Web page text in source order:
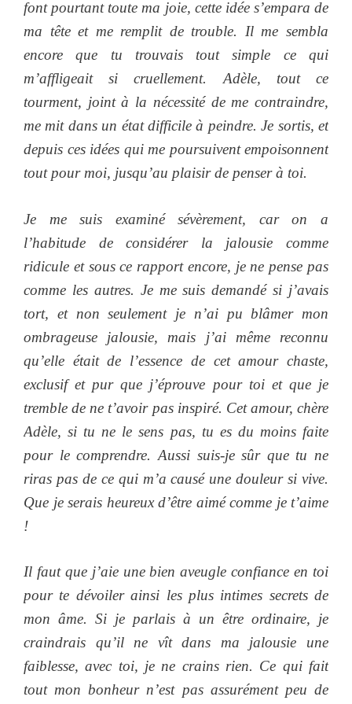
font pourtant toute ma joie, cette idée s’empara de
ma tête et me remplit de trouble. Il me sembla
encore que tu trouvais tout simple ce qui
m’affligeait si cruellement. Adèle, tout ce
tourment, joint à la nécessité de me contraindre,
me mit dans un état difficile à peindre. Je sortis, et
depuis ces idées qui me poursuivent empoisonnent
tout pour moi, jusqu’au plaisir de penser à toi.
Je me suis examiné sévèrement, car on a
l’habitude de considérer la jalousie comme
ridicule et sous ce rapport encore, je ne pense pas
comme les autres. Je me suis demandé si j’avais
tort, et non seulement je n’ai pu blâmer mon
ombrageuse jalousie, mais j’ai même reconnu
qu’elle était de l’essence de cet amour chaste,
exclusif et pur que j’éprouve pour toi et que je
tremble de ne t’avoir pas inspiré. Cet amour, chère
Adèle, si tu ne le sens pas, tu es du moins faite
pour le comprendre. Aussi suis-je sûr que tu ne
riras pas de ce qui m’a causé une douleur si vive.
Que je serais heureux d’être aimé comme je t’aime
!
Il faut que j’aie une bien aveugle confiance en toi
pour te dévoiler ainsi les plus intimes secrets de
mon âme. Si je parlais à un être ordinaire, je
craindrais qu’il ne vît dans ma jalousie une
faiblesse, avec toi, je ne crains rien. Ce qui fait
tout mon bonheur n’est pas assurément peu de